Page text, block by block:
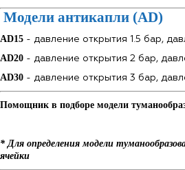
Модели антикапли (AD)
AD15 - давление открытия 1.5 бар,
AD20 - давление открытия 2 бар,
AD30 - давление открытия 3 бар,
Помощник в подборе модели
* Для определения модели
ячейки